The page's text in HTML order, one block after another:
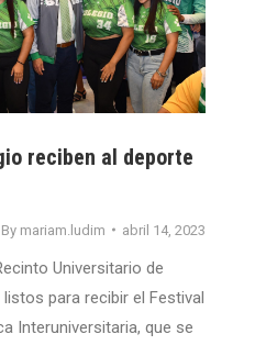
reciben al deporte
By mariam.ludim abril 14, 2023
Universitario de
para recibir el Festival
Interuniversitaria, que se